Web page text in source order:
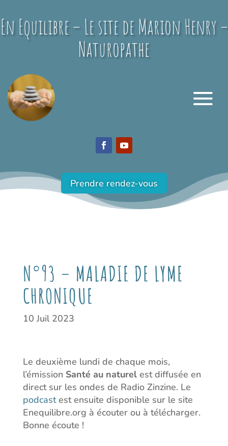
En Equilibre – Le site de Marion Henry –
Naturopathe
Prendre rendez-vous
N°93 – MALADIE DE LYME
CHRONIQUE
10 Juil 2023
Le deuxième lundi de chaque mois,
l’émission Santé au naturelest diffusée en
direct sur les ondes de Radio Zinzine. Le
podcastest ensuite disponible sur le site
Enequilibre.org à écouter ou à télécharger.
Bonne écoute !